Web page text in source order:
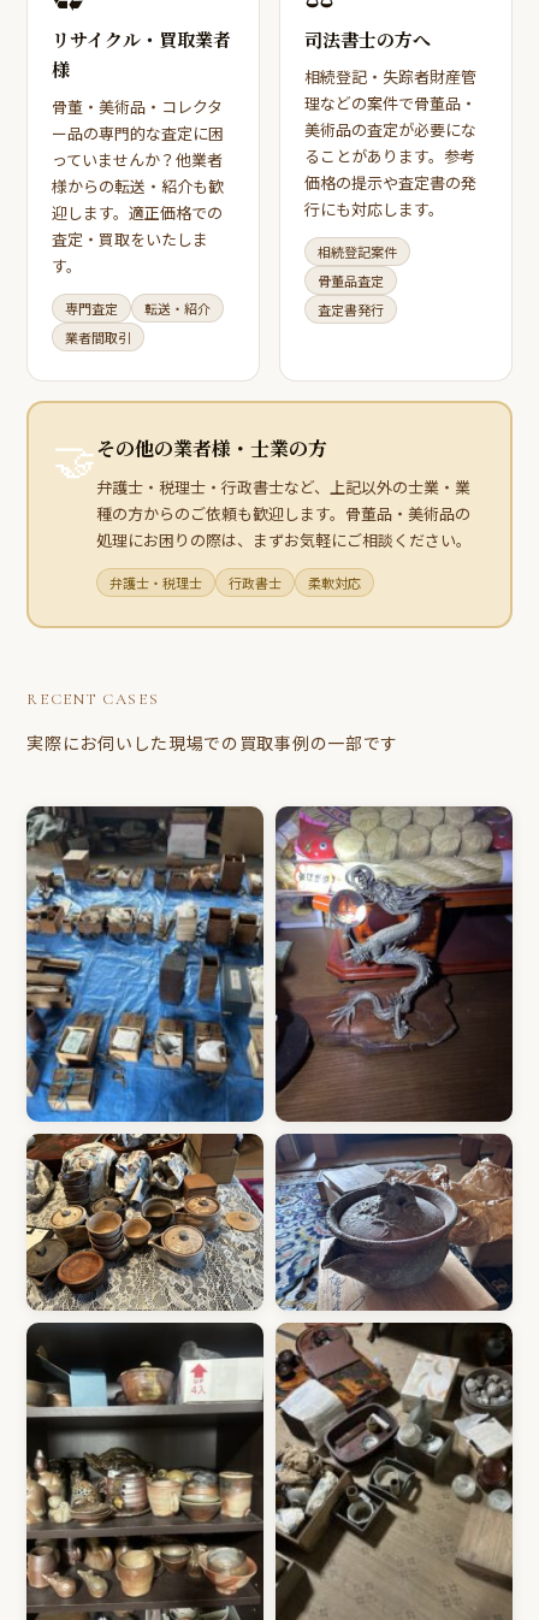
リサイクル・買取業者
様
骨董・美術品・コレクタ
ー品の専門的な査定に困
っていませんか？他業者
様からの転送・紹介も歓
迎します。適正価格での
査定・買取をいたしま
す。
専門査定
転送・紹介
業者間取引
司法書士の方へ
相続登記・失踪者財産管
理などの案件で骨董品・
美術品の査定が必要にな
ることがあります。参考
価格の提示や査定書の発
行にも対応します。
相続登記案件
骨董品査定
査定書発行
🤝その他の業者様・士業の方
弁護士・税理士・行政書士など、上記以外の士業・業
種の方からのご依頼も歓迎します。骨董品・美術品の
処理にお困りの際は、まずお気軽にご相談ください。
弁護士・税理士 行政書士 柔軟対応
RECENT CASES
実際にお伺いした現場での買取事例の一部です